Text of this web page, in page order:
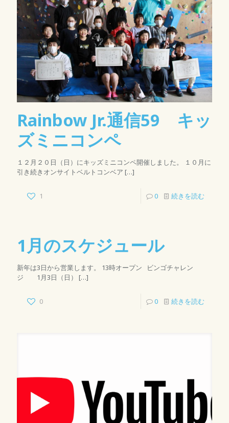
Rainbow Jr.通信59 キッ
ズミニコンペ
１２月２０日（日）にキッズミニコンペ開催しました。 １０月に
引き続きオンサイトベルトコンベア […]
1 0 続きを読む
1月のスケジュール
新年は3日から営業します。 13時オープン ビンゴチャレン
ジ 1月3日（日）
[…]
0 0 続きを読む